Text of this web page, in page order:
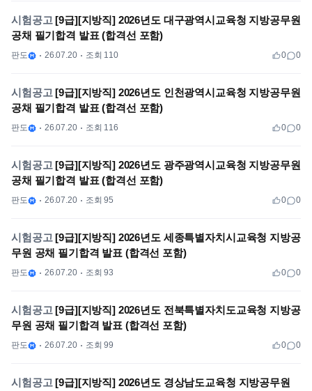
시험공고 [9급][지방직] 2026년도 대구광역시교육청 지방공무원
공채 필기합격 발표 (합격선 포함)
판도 26.07.20 조회 110 0 0
시험공고 [9급][지방직] 2026년도 인천광역시교육청 지방공무원
공채 필기합격 발표 (합격선 포함)
판도 26.07.20 조회 116 0 0
시험공고 [9급][지방직] 2026년도 광주광역시교육청 지방공무원
공채 필기합격 발표 (합격선 포함)
판도 26.07.20 조회 95 0 0
시험공고 [9급][지방직] 2026년도 세종특별자치시교육청 지방공
무원 공채 필기합격 발표 (합격선 포함)
판도 26.07.20 조회 93 0 0
시험공고 [9급][지방직] 2026년도 전북특별자치도교육청 지방공
무원 공채 필기합격 발표 (합격선 포함)
판도 26.07.20 조회 99 0 0
시험공고 [9급][지방직] 2026년도 경상남도교육청 지방공무원